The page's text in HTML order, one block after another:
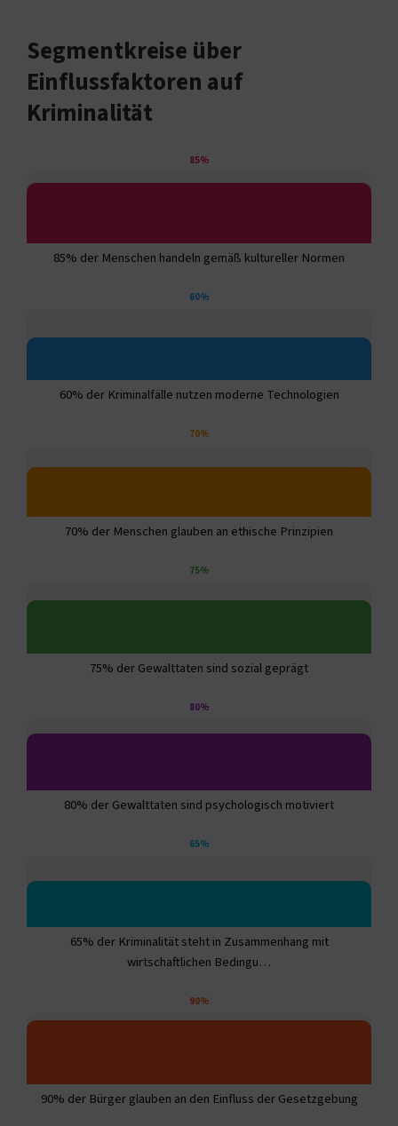
Segmentkreise über
Einflussfaktoren auf
Kriminalität
85%
85% der Menschen handeln gemäß kultureller Normen
60%
60% der Kriminalfälle nutzen moderne Technologien
70%
70% der Menschen glauben an ethische Prinzipien
75%
75% der Gewalttaten sind sozial geprägt
80%
80% der Gewalttaten sind psychologisch motiviert
65%
65% der Kriminalität steht in Zusammenhang mit
wirtschaftlichen Bedingu…
90%
90% der Bürger glauben an den Einfluss der Gesetzgebung